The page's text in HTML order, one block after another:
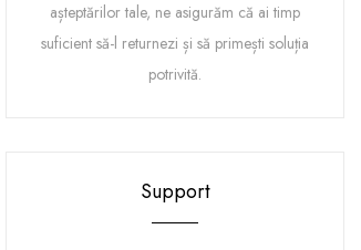
așteptărilor tale, ne asigurăm că ai timp
suficient să-l returnezi și să primești soluția
potrivită.
Support